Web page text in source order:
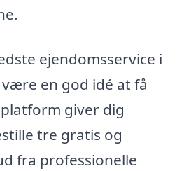
ejendomsservice i
en god idé at få
giver dig
tre gratis og
fra professionelle